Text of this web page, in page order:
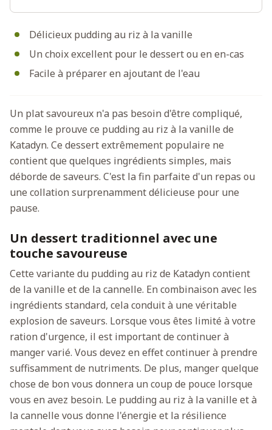
Délicieux pudding au riz à la vanille
Un choix excellent pour le dessert ou en en-cas
Facile à préparer en ajoutant de l'eau
Un plat savoureux n'a pas besoin d'être compliqué,
comme le prouve ce pudding au riz à la vanille de
Katadyn. Ce dessert extrêmement populaire ne
contient que quelques ingrédients simples, mais
déborde de saveurs. C'est la fin parfaite d'un repas ou
une collation surprenamment délicieuse pour une
pause.
Un dessert traditionnel avec une
touche savoureuse
Cette variante du pudding au riz de Katadyn contient
de la vanille et de la cannelle. En combinaison avec les
ingrédients standard, cela conduit à une véritable
explosion de saveurs. Lorsque vous êtes limité à votre
ration d'urgence, il est important de continuer à
manger varié. Vous devez en effet continuer à prendre
suffisamment de nutriments. De plus, manger quelque
chose de bon vous donnera un coup de pouce lorsque
vous en avez besoin. Le pudding au riz à la vanille et à
la cannelle vous donne l'énergie et la résilience